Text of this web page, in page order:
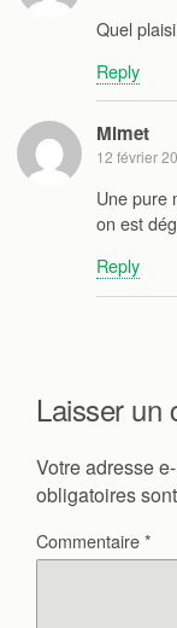
Quel
Reply
Mimet
12 février
Une pure
on est
Reply
Laisser un
Votre adresse
obligatoires
Commentaire*